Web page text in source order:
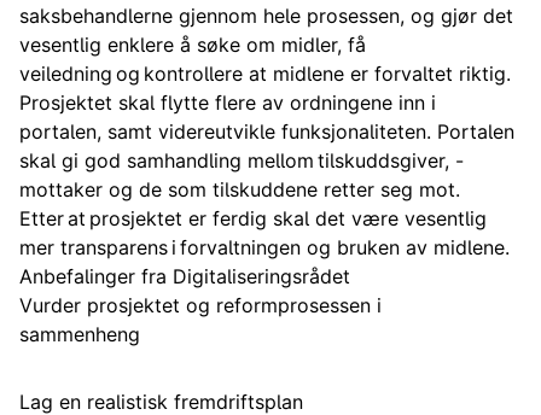
saksbehandlerne gjennom hele prosessen, og gjør det
vesentlig enklere å søke om midler, få
veiledning og kontrollere at midlene er forvaltet riktig.
Prosjektet skal flytte flere av ordningene inn i
portalen, samt videreutvikle funksjonaliteten. Portalen
skal gi god samhandling mellom tilskuddsgiver, -
mottaker og de som tilskuddene retter seg mot.
Etter at prosjektet er ferdig skal det være vesentlig
mer transparens i forvaltningen og bruken av midlene.
Anbefalinger fra Digitaliseringsrådet
Vurder prosjektet og reformprosessen i
sammenheng
Lag en realistisk fremdriftsplan